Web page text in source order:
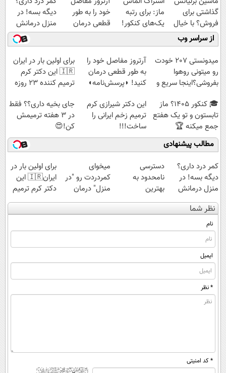
گذاشتی برای
فروش؟ با خیال
راحت بفروش
ماز: برای رتبه
یک‌های کنکور!
خود را به طور
قطعی درمان
کنید!
◗پرسش‌نامه◖
دیگه بسه! در
منزل درمانش
کن
(◀پرسش‌نامه)
از سراسر وب
میدونستی 207 خودت
رو میتونی روهوا
بفروشی؟اینجا سریع و
آرتروز مفاصل خود را
به طور قطعی درمان
کنید! ◗پرسش‌نامه◖
برای اولین بار در ایران
🇮🇷 این دکتر کرم
ترمیم کننده 23 روزه
🎓 کنکور ۱۴۰5؟ ماز
تابستون و تو یک هفتع
جمع میکنه 🏆
این دکتر شیرازی کرم
ترمیم زخم ایرانی را
ساخت!!!
جای بخیه داری؟؟ فقط
در 3 هفته ترمیمش
کن!😍
مطالب پیشنهادی
کمر درد داری؟
دیگه بسه! در
منزل درمانش
کن
(◀پرسش‌نامه)
دسترسی
نامحدود به
بهترین
آموزش‌ها تا روز
میخوای
کمردردت رو "در
منزل" درمان
کنی؟ (◂فیلم +
برای اولین بار در
ایران🇮🇷 این
دکتر کرم ترمیم
کننده 23 روزه
نظر شما
نام
ایمیل
* نظر
* کد امنیتی